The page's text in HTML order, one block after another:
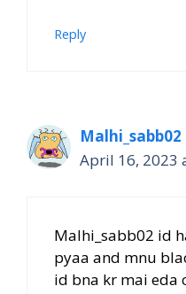
Reply
Malhi_sabb02
April 16, 2023
Malhi_sabb02 id
pyaa and mnu
id bna kr mai eda